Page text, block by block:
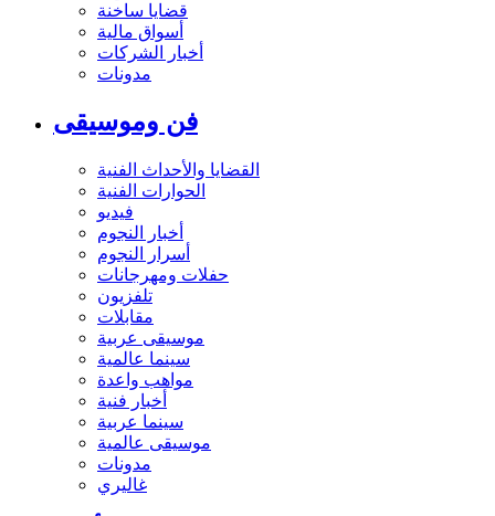
قضايا ساخنة
أسواق مالية
أخبار الشركات
مدونات
فن وموسيقى
القضايا والأحداث الفنية
الحوارات الفنية
فيديو
أخبار النجوم
أسرار النجوم
حفلات ومهرجانات
تلفزيون
مقابلات
موسيقى عربية
سينما عالمية
مواهب واعدة
أخبار فنية
سينما عربية
موسيقى عالمية
مدونات
غاليري